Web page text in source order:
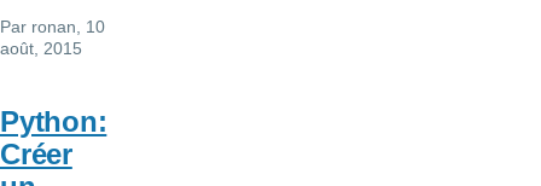
Par ronan, 10
août, 2015
Python:
Créer